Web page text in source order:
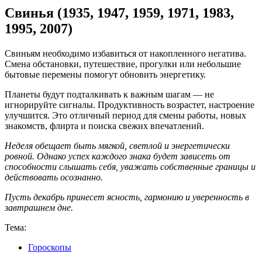
Свинья (1935, 1947, 1959, 1971, 1983,
1995, 2007)
Свиньям необходимо избавиться от накопленного негатива.
Смена обстановки, путешествие, прогулки или небольшие
бытовые перемены помогут обновить энергетику.
Планеты будут подталкивать к важным шагам — не
игнорируйте сигналы. Продуктивность возрастет, настроение
улучшится. Это отличный период для смены работы, новых
знакомств, флирта и поиска свежих впечатлений.
Неделя обещает быть мягкой, светлой и энергетически
ровной. Однако успех каждого знака будет зависеть от
способности слышать себя, уважать собственные границы и
действовать осознанно.
Пусть декабрь принесет ясность, гармонию и уверенность в
завтрашнем дне.
Тема:
Гороскопы